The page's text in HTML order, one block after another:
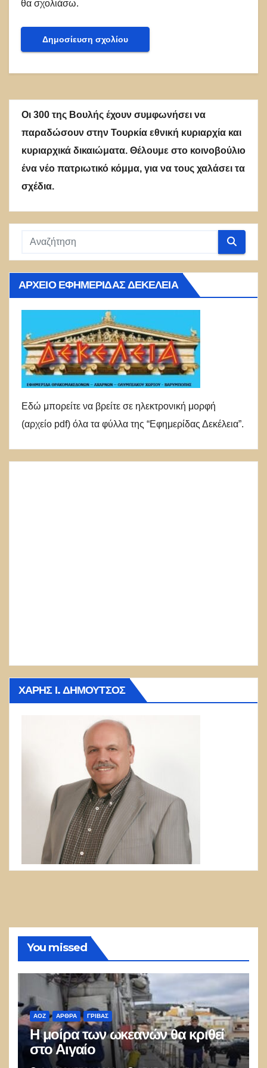
θα σχολιάσω.
Οι 300 της Βουλής έχουν συμφωνήσει να
παραδώσουν στην Τουρκία εθνική κυριαρχία και
κυριαρχικά δικαιώματα. Θέλουμε στο κοινοβούλιο
ένα νέο πατριωτικό κόμμα, για να τους χαλάσει τα
σχέδια.
ΑΡΧΕΊΟ ΕΦΗΜΕΡΊΔΑΣ ΔΕΚΈΛΕΙΑ
Εδώ μπορείτε να βρείτε σε ηλεκτρονική μορφή
(αρχείο pdf) όλα τα φύλλα της “Εφημερίδας Δεκέλεια”.
ΧΆΡΗΣ Ι. ΔΗΜΟΎΤΣΟΣ
You missed
ΑΟΖ ΑΡΘΡΑ ΓΡΊΒΑΣ
Η μοίρα των ωκεανών θα κριθεί
στο Αιγαίο